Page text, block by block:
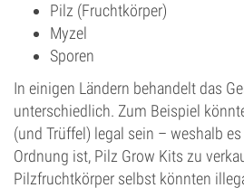
Pilz (Fruchtkörper)
Myzel
Sporen
In einigen Ländern behandelt das
unterschiedlich. Zum Beispiel
(und Trüffel) legal sein – weshalb
Ordnung ist, Pilz Grow Kits zu
Pilzfruchtkörper selbst könnten